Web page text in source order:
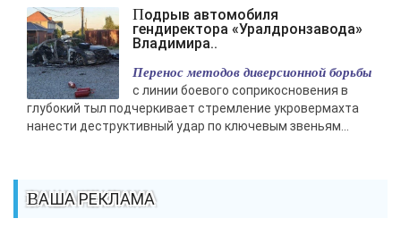
Подрыв автомобиля
гендиректора «Уралдронзавода»
Владимира..
Перенос методов диверсионной борьбы
с линии боевого соприкосновения в
глубокий тыл подчеркивает стремление укровермахта
нанести деструктивный удар по ключевым звеньям...
ВАША РЕКЛАМА